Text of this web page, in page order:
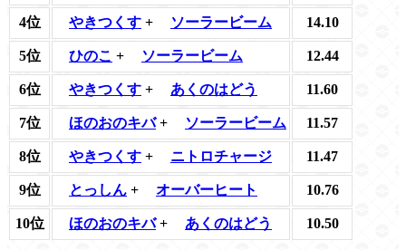
4位 やきつくす + ソーラービーム 14.10
5位 ひのこ + ソーラービーム 12.44
6位 やきつくす + あくのはどう 11.60
7位 ほのおのキバ+ ソーラービーム 11.57
8位 やきつくす + ニトロチャージ 11.47
9位 とっしん + オーバーヒート 10.76
10位 ほのおのキバ+ あくのはどう 10.50